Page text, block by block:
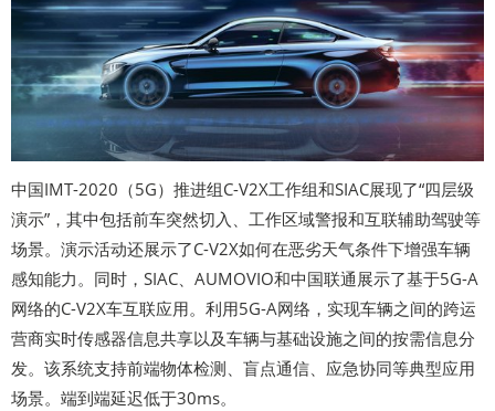
中国IMT-2020（5G）推进组C-V2X工作组和SIAC展现了“四层级
演示”，其中包括前车突然切入、工作区域警报和互联辅助驾驶等
场景。演示活动还展示了C-V2X如何在恶劣天气条件下增强车辆
感知能力。同时，SIAC、AUMOVIO和中国联通展示了基于5G-A
网络的C-V2X车互联应用。利用5G-A网络，实现车辆之间的跨运
营商实时传感器信息共享以及车辆与基础设施之间的按需信息分
发。该系统支持前端物体检测、盲点通信、应急协同等典型应用
场景。端到端延迟低于30ms。